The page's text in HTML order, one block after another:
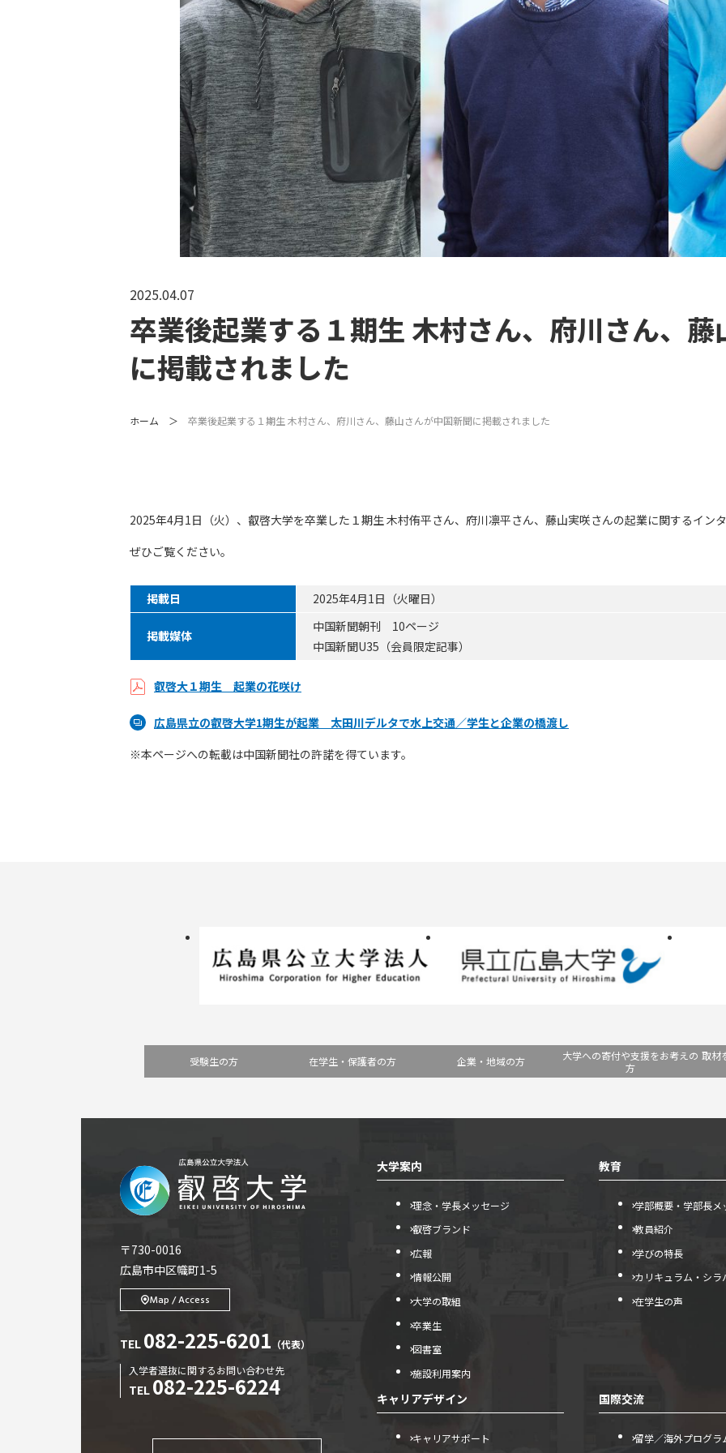
2025.04.07
卒業後起業する１期生 木村さん、府川さん、
に掲載されました
ホーム 卒業後起業する１期生 木村さん、府川さん、藤山さんが中国新聞に掲載されました
2025年4月1日（火）、叡啓大学を卒業した１期生 木村侑平さん、府川凛平さん、藤山実咲さんの起業に関するイン
ぜひご覧ください。
掲載日 2025年4月1日（火曜日）
掲載媒体
中国新聞朝刊 10ページ
中国新聞U35（会員限定記事）
叡啓大１期生 起業の花咲け
広島県立の叡啓大学1期生が起業 太田川デルタで水上交通／学生と企業の橋渡し
※本ページへの転載は中国新聞社の許諾を得ています。
受験生の方 在学生・保護者の方 企業・地域の方
大学への寄付や支援をお考えの
方
取材
〒730-0016
広島市中区幟町1-5
Map / Access
TEL 082-225-6201 （代表）
入学者選抜に関するお問い合わせ先
TEL 082-225-6224
大学案内
理念・学長メッセージ
叡啓ブランド
広報
情報公開
大学の取組
卒業生
図書室
施設利用案内
教育
学部概要・学部長メ
教員紹介
学びの特長
カリキュラム・シラ
在学生の声
キャリアデザイン
キャリアサポート
国際交流
留学／海外プログラ